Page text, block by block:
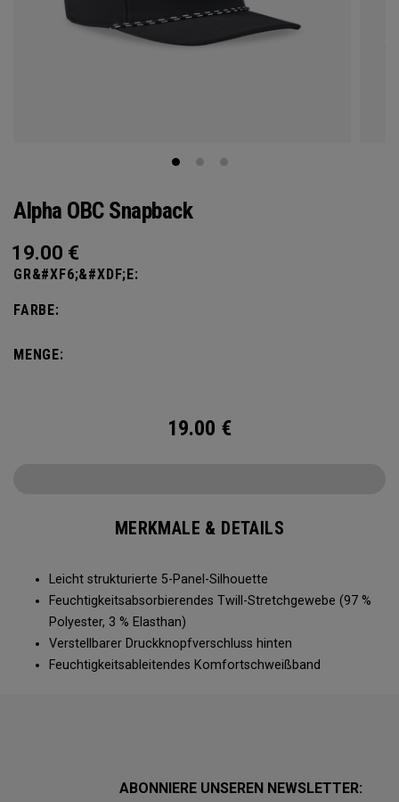
Alpha OBC Snapback
19.00 €
GR&#XF6;&#XDF;E:
FARBE:
MENGE:
19.00 €
MERKMALE & DETAILS
Leicht strukturierte 5-Panel-Silhouette
Feuchtigkeitsabsorbierendes Twill-Stretchgewebe (97 %
Polyester, 3 % Elasthan)
Verstellbarer Druckknopfverschluss hinten
Feuchtigkeitsableitendes Komfortschweißband
ABONNIERE UNSEREN NEWSLETTER: